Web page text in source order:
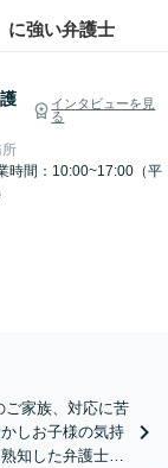
に強い弁護士
インタビューを見
る
所
時間：10:00~17:00（平
ご家族、対応に苦
しお子様の気持
知した弁護士